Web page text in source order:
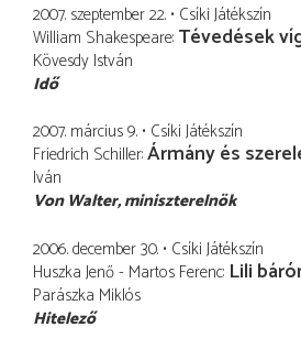
2007. szeptember 22. Csíki Játékszín
William Shakespeare Tévedések
Kövesdy István
Idő
2007. március 9. Csíki Játékszín
Friedrich Schiller Ármány és
Iván
Von Walter miniszterelnök
2006. december 30. Csíki Játékszín
Huszka Jenő - Martos Ferenc Lili
Parászka Miklós
Hitelező